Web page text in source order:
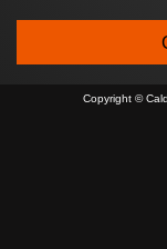
Copyright ©